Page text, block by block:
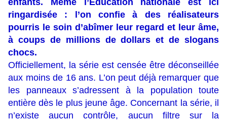
ringardisée : l’on confie à des réalisateurs
pourris le soin d’abîmer leur regard et leur âme,
à coups de millions de dollars et de slogans
chocs.
Officiellement, la série est censée être déconseillée
aux moins de 16 ans. L’on peut déjà remarquer que
les panneaux s’adressent à la population toute
entière dès le plus jeune âge. Concernant la série, il
n’existe aucun contrôle, aucun filtre sur la